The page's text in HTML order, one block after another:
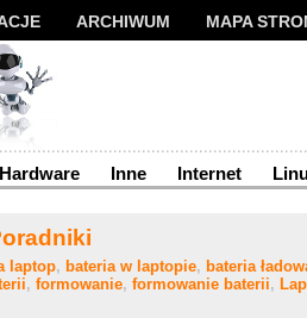
ARCHIWUM MAPA
Hardware Inne Internet
laptop, bateria w laptopie, bateria
, formowanie, formowanie baterii,